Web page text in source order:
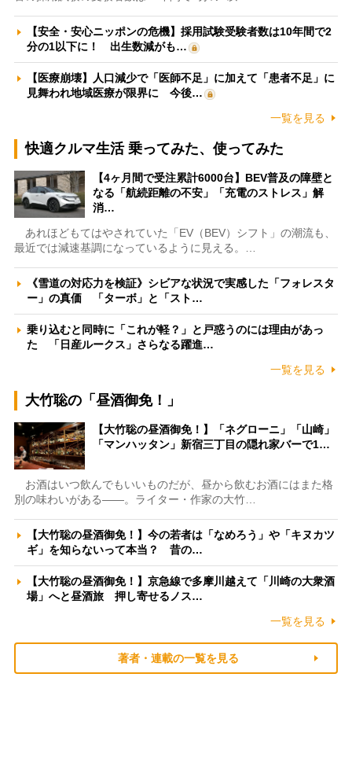
【安全・安心ニッポンの危機】採用試験受験者数は10年間で2
分の1以下に！ 出生数減がも…
【医療崩壊】人口減少で「医師不足」に加えて「患者不足」に
見舞われ地域医療が限界に 今後…
一覧を見る
快適クルマ生活 乗ってみた、使ってみた
【4ヶ月間で受注累計6000台】BEV普及の障壁と
なる「航続距離の不安」「充電のストレス」解
消…
あれほどもてはやされていた「EV（BEV）シフト」の潮流も、
最近では減速基調になっているように見える。…
《雪道の対応力を検証》シビアな状況で実感した「フォレスタ
ー」の真価 「ターボ」と「スト…
乗り込むと同時に「これが軽？」と戸惑うのには理由があっ
た 「日産ルークス」さらなる躍進…
一覧を見る
大竹聡の「昼酒御免！」
【大竹聡の昼酒御免！】「ネグローニ」「山崎」
「マンハッタン」新宿三丁目の隠れ家バーで1…
お酒はいつ飲んでもいいものだが、昼から飲むお酒にはまた格
別の味わいがある――。ライター・作家の大竹…
【大竹聡の昼酒御免！】今の若者は「なめろう」や「キヌカツ
ギ」を知らないって本当？ 昔の…
【大竹聡の昼酒御免！】京急線で多摩川越えて「川崎の大衆酒
場」へと昼酒旅 押し寄せるノス…
一覧を見る
著者・連載の一覧を見る